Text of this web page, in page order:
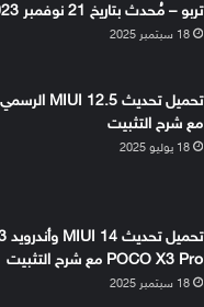
تربو – مُحدث بتاريخ 21 نوفمبر 2023]
18 سبتمبر 2025
مع شرح التثبيت
18 يوليو 2025
POCO X3 Pro مع شرح التثبيت
18 سبتمبر 2025